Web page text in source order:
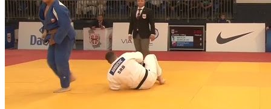
Вукашин Сокић - Ђорђе Живковић 1:0 -73кг 1. КРУГ
ШАМПИОНАТ СРБИЈЕ СЕНИОРИ